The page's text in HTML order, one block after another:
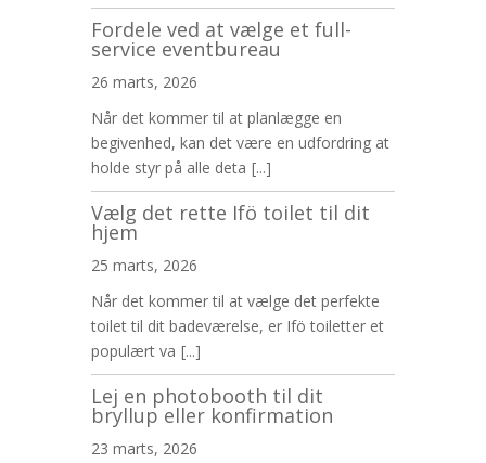
Fordele ved at vælge et full-
service eventbureau
26 marts, 2026
Når det kommer til at planlægge en
begivenhed, kan det være en udfordring at
holde styr på alle deta [...]
Vælg det rette Ifö toilet til dit
hjem
25 marts, 2026
Når det kommer til at vælge det perfekte
toilet til dit badeværelse, er Ifö toiletter et
populært va [...]
Lej en photobooth til dit
bryllup eller konfirmation
23 marts, 2026